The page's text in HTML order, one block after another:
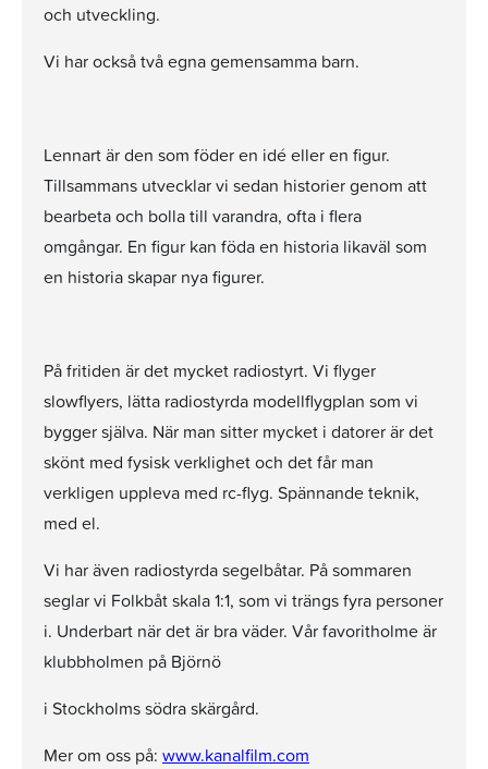
och utveckling.
Vi har också två egna gemensamma barn.
Lennart är den som föder en idé eller en figur.
Tillsammans utvecklar vi sedan historier genom att
bearbeta och bolla till varandra, ofta i flera
omgångar. En figur kan föda en historia likaväl som
en historia skapar nya figurer.
På fritiden är det mycket radiostyrt. Vi flyger
slowflyers, lätta radiostyrda modellflygplan som vi
bygger själva. När man sitter mycket i datorer är det
skönt med fysisk verklighet och det får man
verkligen uppleva med rc-flyg. Spännande teknik,
med el.
Vi har även radiostyrda segelbåtar. På sommaren
seglar vi Folkbåt skala 1:1, som vi trängs fyra personer
i. Underbart när det är bra väder. Vår favoritholme är
klubbholmen på Björnö
i Stockholms södra skärgård.
Mer om oss på: www.kanalfilm.com